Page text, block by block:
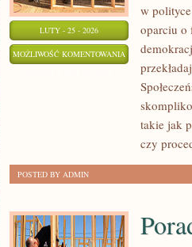
LUTY - 25 - 2026
MOŻLIWOŚĆ KOMENTOWANIA EDUKACJA
OBYWATELSKA
w
oparciu o
takie jak
czy
POSTED BY ADMIN